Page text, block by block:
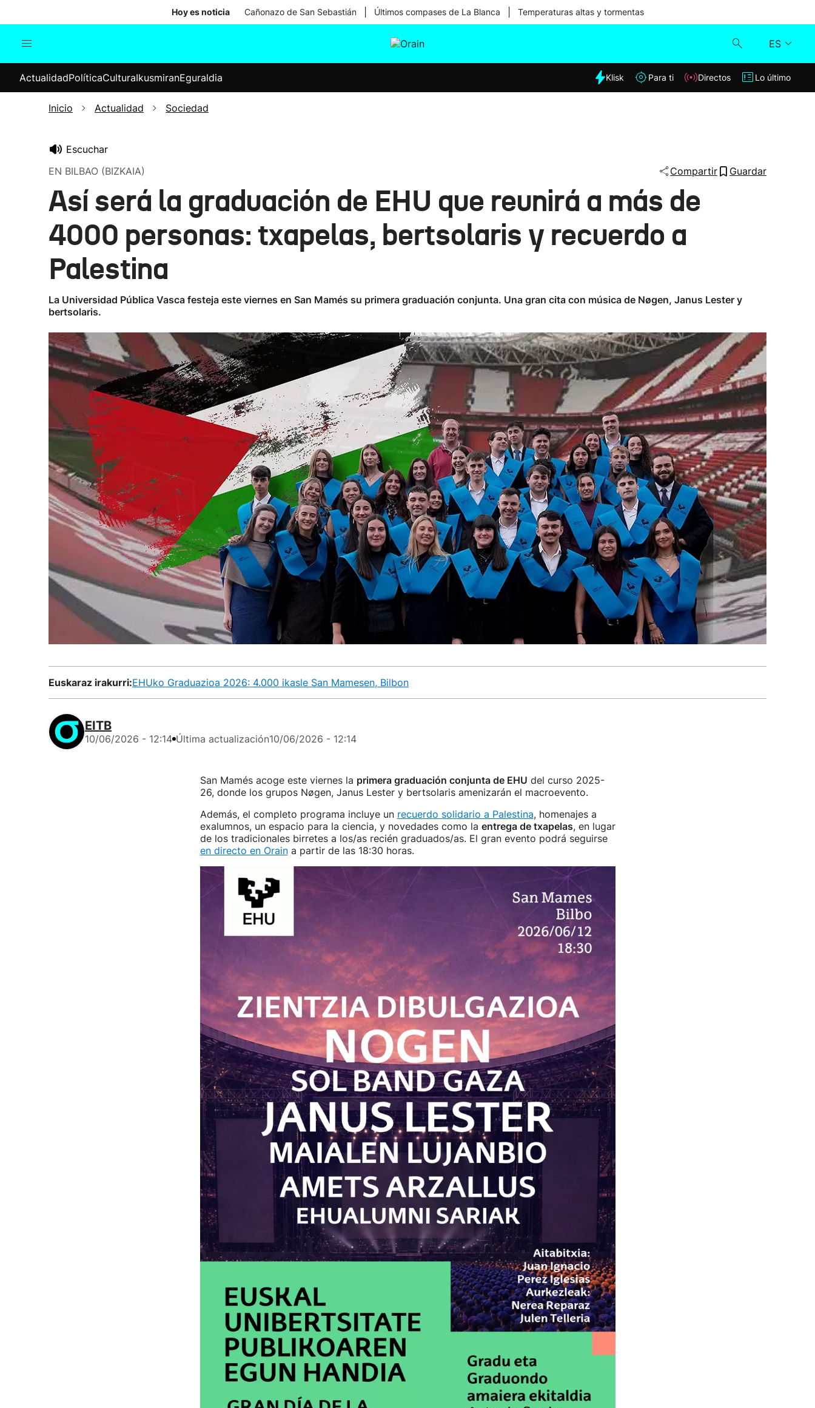
Hoy es noticia Cañonazo de San Sebastián Últimos compases de La Blanca Temperaturas altas y tormentas
ES
Internacional
Elecciones
Klisk
ActualidadPolíticaCulturaIkusmiranEguraldia Klisk Para ti Directos Lo último
Inicio Actualidad Sociedad
Escuchar
EN BILBAO (BIZKAIA)
Compartir Guardar
Así será la graduación de EHU que reunirá a más de
4000 personas: txapelas, bertsolaris y recuerdo a
Palestina
La Universidad Pública Vasca festeja este viernes en San Mamés su primera graduación conjunta. Una gran cita con música de Nøgen, Janus Lester y
bertsolaris.
Euskaraz irakurri:EHUko Graduazioa 2026: 4.000 ikasle San Mamesen, Bilbon
EITB
10/06/2026 - 12:14 Última actualización10/06/2026 - 12:14
San Mamés acoge este viernes la primera graduación conjunta de EHU del curso 2025-
26, donde los grupos Nøgen, Janus Lester y bertsolaris amenizarán el macroevento.
Además, el completo programa incluye un recuerdo solidario a Palestina, homenajes a
exalumnos, un espacio para la ciencia, y novedades como la entrega de txapelas, en lugar
de los tradicionales birretes a los/as recién graduados/as. El gran evento podrá seguirse
en directo en Oraina partir de las 18:30 horas.